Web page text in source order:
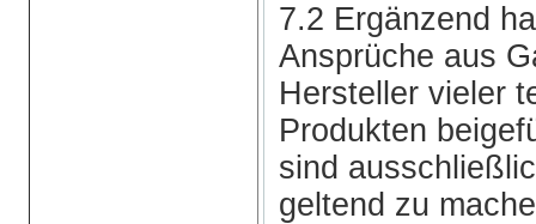
7.2 Ergänzend
Ansprüche aus
Hersteller vieler
Produkten
sind
geltend zu